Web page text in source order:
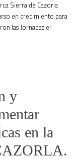
Sierra de Cazorla
en crecimiento para
las Jornadas el
y
en la